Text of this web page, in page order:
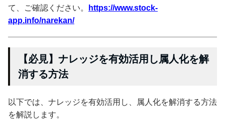
て、ご確認ください。
https://www.stock-
app.info/narekan/
【必見】ナレッジを有効活用し属人化を解
消する方法
以下では、ナレッジを有効活用し、属人化を解消する方法
を解説します。